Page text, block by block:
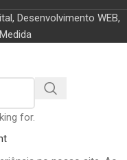
Desenvolvimento WEB,
for.